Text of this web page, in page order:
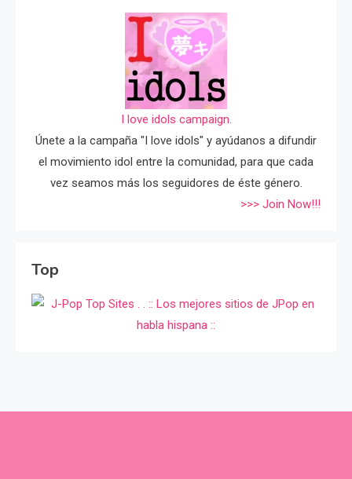
I love idols campaign.
Únete a la campaña "I love idols" y ayúdanos a difundir
el movimiento idol entre la comunidad, para que cada
vez seamos más los seguidores de éste género.
>>> Join Now!!!
Top